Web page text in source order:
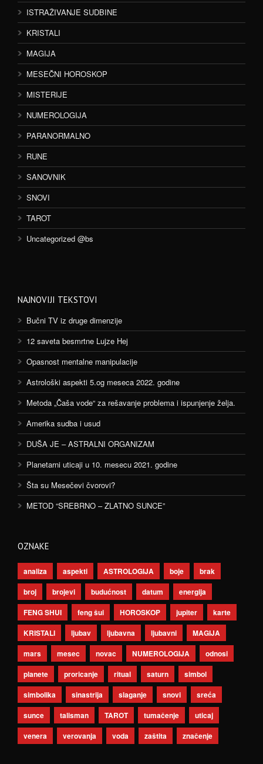
ISTRAŽIVANJE SUDBINE
KRISTALI
MAGIJA
MESEČNI HOROSKOP
MISTERIJE
NUMEROLOGIJA
PARANORMALNO
RUNE
SANOVNIK
SNOVI
TAROT
Uncategorized @bs
NAJNOVIJI TEKSTOVI
Bučni TV iz druge dimenzije
12 saveta besmrtne Lujze Hej
Opasnost mentalne manipulacije
Astrološki aspekti 5.og meseca 2022. godine
Metoda „Čaša vode“ za rešavanje problema i ispunjenje želja.
Amerika sudba i usud
DUŠA JE – ASTRALNI ORGANIZAM
Planetarni uticaji u 10. mesecu 2021. godine
Šta su Mesečevi čvorovi?
METOD “SREBRNO – ZLATNO SUNCE”
OZNAKE
analiza aspekti ASTROLOGIJA boje
brak
broj
brojevi budućnost datum
energija
FENG SHUI
feng šui HOROSKOP jupiter
karte
KRISTALI
ljubav ljubavna ljubavni
MAGIJA
mars
mesec novac NUMEROLOGIJA
odnosi
planete
proricanje ritual saturn
simbol
simbolika
sinastrija slaganje snovi
sreća
sunce
talisman TAROT tumačenje
uticaj
venera
verovanja voda zaštita značenje